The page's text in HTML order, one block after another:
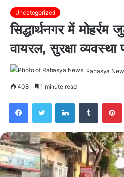
Uncategorized
सिद्धार्थनगर में मोहर्रम
वायरल, सुरक्षा
Rahasya
408 1 minute read
FacebookTwitter LinkedInTumblr